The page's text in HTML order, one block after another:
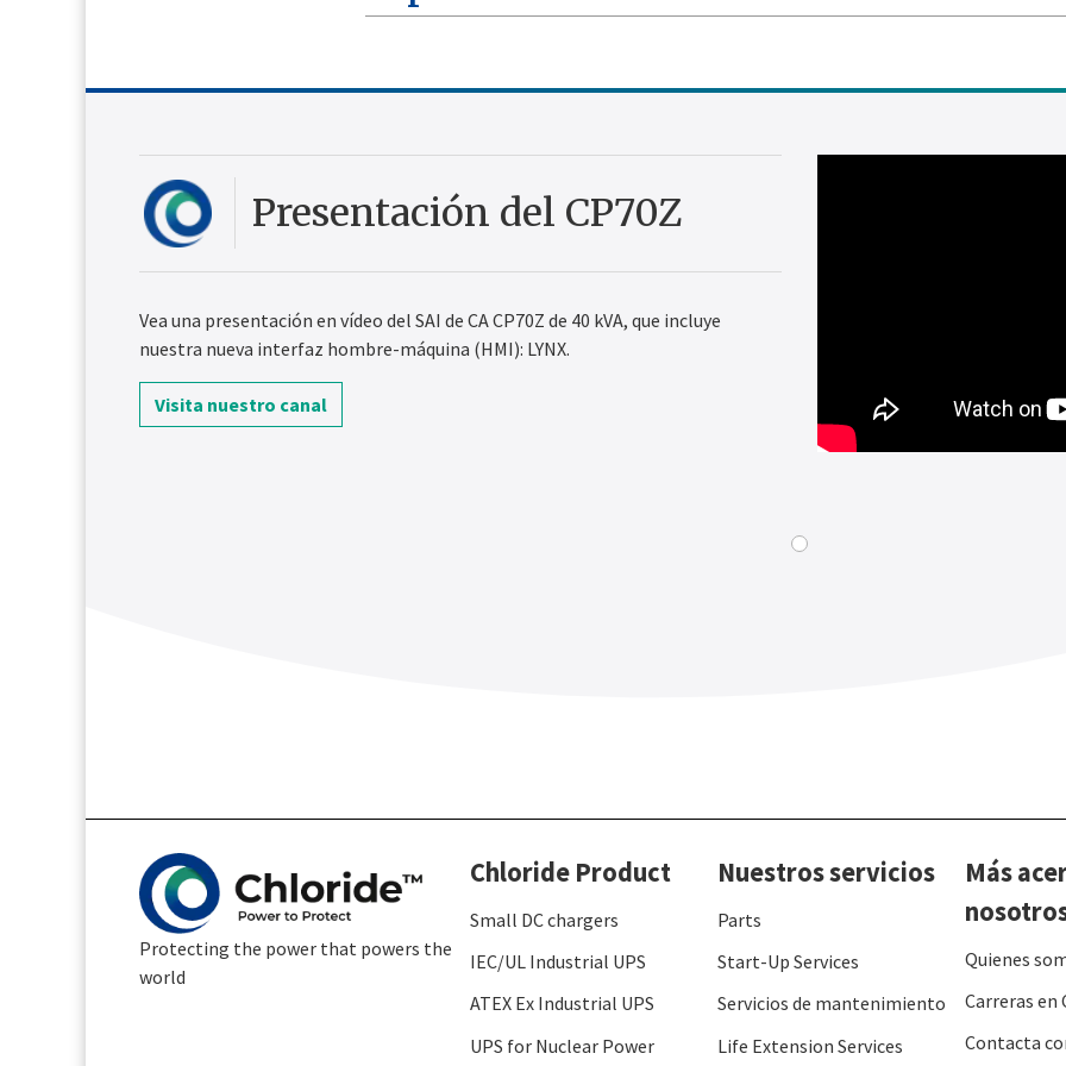
Presentación del CP70Z
Vea una presentación en vídeo del SAI de CA CP70Z de 40 kVA, que incluye
nuestra nueva interfaz hombre-máquina (HMI): LYNX.
Visita nuestro canal
Protecting the power that powers the
world
Chloride Product
Small DC chargers
IEC/UL Industrial UPS
ATEX Ex Industrial UPS
UPS for Nuclear Power
Nuestros servicios
Parts
Start-Up Services
Servicios de mantenimiento
Life Extension Services
Más
Quienes
Carreras en
Contacta